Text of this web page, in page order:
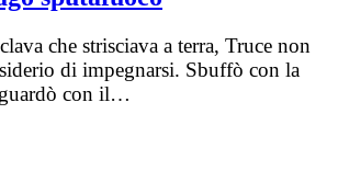
che strisciava a terra, Truce non
di impegnarsi. Sbuffò con la
con il…